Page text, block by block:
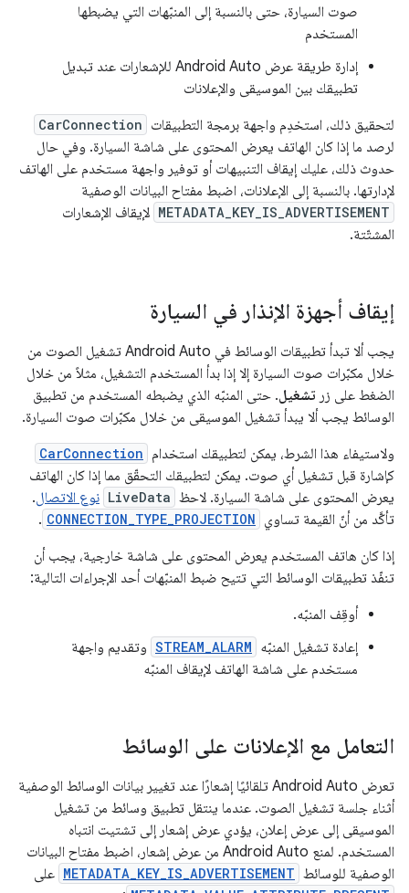
صوت السيارة، حتى بالنسبة إلى المنبّهات التي يضبطها
المستخدم
إدارة طريقة عرض Android Auto للإشعارات عند تبديل
تطبيقك بين الموسيقى والإعلانات
لتحقيق ذلك، استخدِم واجهة برمجة التطبيقات CarConnection
لرصد ما إذا كان الهاتف يعرض المحتوى على شاشة السيارة. وفي حال
حدوث ذلك، عليك إيقاف التنبيهات أو توفير واجهة مستخدم على الهاتف
لإدارتها. بالنسبة إلى الإعلانات، اضبط مفتاح البيانات الوصفية
METADATA_KEY_IS_ADVERTISEMENT لإيقاف الإشعارات
المشتّتة.
إيقاف أجهزة الإنذار في السيارة
يجب ألا تبدأ تطبيقات الوسائط في Android Auto تشغيل الصوت من
خلال مكبّرات صوت السيارة إلا إذا بدأ المستخدم التشغيل، مثلاً من خلال
الضغط على زر تشغيل. حتى المنبّه الذي يضبطه المستخدم من تطبيق
الوسائط يجب ألا يبدأ تشغيل الموسيقى من خلال مكبّرات صوت السيارة.
ولاستيفاء هذا الشرط، يمكن لتطبيقك استخدام CarConnection
كإشارة قبل تشغيل أي صوت. يمكن لتطبيقك التحقّق مما إذا كان الهاتف
يعرض المحتوى على شاشة السيارة. لاحظ LiveData نوع الاتصال.
تأكَّد من أنّ القيمة تساوي CONNECTION_TYPE_PROJECTION
.
إذا كان هاتف المستخدم يعرض المحتوى على شاشة خارجية، يجب أن
تنفّذ تطبيقات الوسائط التي تتيح ضبط المنبّهات أحد الإجراءات التالية:
أوقِف المنبّه.
إعادة تشغيل المنبّه STREAM_ALARM وتقديم واجهة
مستخدم على شاشة الهاتف لإيقاف المنبّه
التعامل مع الإعلانات على الوسائط
تعرض Android Auto تلقائيًا إشعارًا عند تغيير بيانات الوسائط الوصفية
أثناء جلسة تشغيل الصوت. عندما ينتقل تطبيق وسائط من تشغيل
الموسيقى إلى عرض إعلان، يؤدي عرض إشعار إلى تشتيت انتباه
المستخدم. لمنع Android Auto من عرض إشعار، اضبط مفتاح البيانات
الوصفية للوسائط METADATA_KEY_IS_ADVERTISEMENT على